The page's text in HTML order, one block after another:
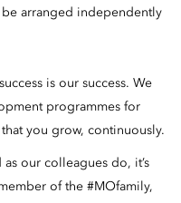
arranged independently
is our success. We
programmes for
you grow, continuously.
our colleagues do, it’s
of the #MOfamily,